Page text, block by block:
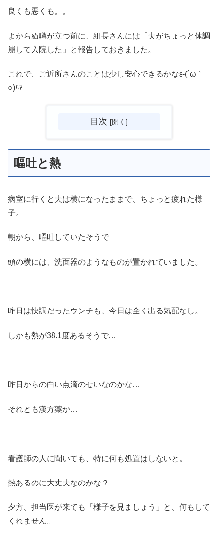
良くも悪くも。。
よからぬ噂が立つ前に、組長さんには「夫がちょっと体調
崩して入院した」と報告しておきました。
これで、ご近所さんのことは少し安心できるかなε-(´ω｀
○)ﾊｧ
目次
嘔吐と熱
病室に行くと夫は横になったままで、ちょっと疲れた様
子。
朝から、嘔吐していたそうで
頭の横には、洗面器のようなものが置かれていました。
昨日は快調だったウンチも、今日は全く出る気配なし。
しかも熱が38.1度あるそうで…
昨日からの白い点滴のせいなのかな…
それとも漢方薬か…
看護師の人に聞いても、特に何も処置はしないと。
熱あるのに大丈夫なのかな？
夕方、担当医が来ても「様子を見ましょう」と、何もして
くれません。